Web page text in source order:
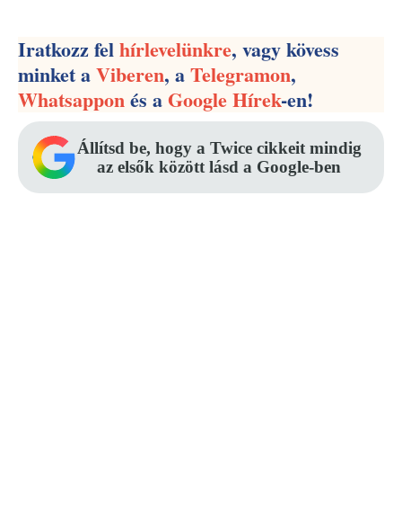
Iratkozz felhírlevelünkre, vagy kövess
minket aViberen, aTelegramon,
Whatsapponés aGoogle Hírek-en!
Állítsd be, hogy a Twice cikkeit mindig
az elsők között lásd a Google-ben